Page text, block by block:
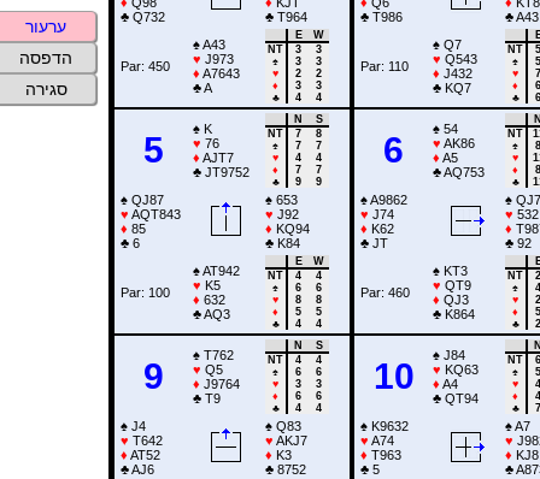
♣ Q732
♣ T964
Par: 450
♠A43
♥ J973
♦ A7643
♣A
E
W
NT
3
3
♠
3
3
♥
2
2
♦
3
3
♣
4 4
♣ T986
♣A43
Par: 110
♠ Q7
♥ Q543
♦ J432
♣ KQ7
NT
5
♠
5
♥
7
♦
6
♣
6
5
♠ K
♥ 76
♦ AJT7
♣ JT9752
N
S
NT
7
8
♠
7
7
♥
4
4
♦
7
7
♣
9 9
♠ QJ87
♥ AQT843
♦ 85
♣ 6
♠ 653
♥ J92
♦ KQ94
♣ K84
Par: 100
♠AT942
♥ K5
♦ 632
♣AQ3
E
W
NT
4
4
♠
6
6
♥
8
8
♦
5
5
♣
4 4
6
♠ 54
♥ AK86
♦ A5
♣AQ753
NT
♠
8
♥
♦
8
♣
♠A9862
♥ J74
♦ K62
♣ JT
♠ QJ7
♥ 532
♦
♣ 92
Par: 460
♠ KT3
♥ QT9
♦ QJ3
♣ K864
NT
2
♠
4
♥
2
♦
5
♣
2
9
♠ T762
♥ Q5
♦ J9764
♣ T9
N
S
NT
4
4
♠
6
6
♥
3
3
♦
6
6
♣
4 4
♠ J4
♥ T642
♦ AT52
♣AJ6
♠ Q83
♥ AKJ7
♦ K3
♣ 8752
10
♠ J84
♥ KQ63
♦ A4
♣ QT94
NT
6
♠
5
♥
4
♦
4
♣
7
♠ K9632
♥ A74
♦ T963
♣ 5
♠A7
♥
♦ KJ8
♣
ערעור
הדפסה
סגירה